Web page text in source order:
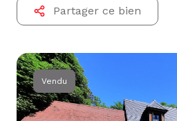
NOS
VENDUS
ESTIMATION
L'ÉQUIPE
Partager ce bien
Vendu